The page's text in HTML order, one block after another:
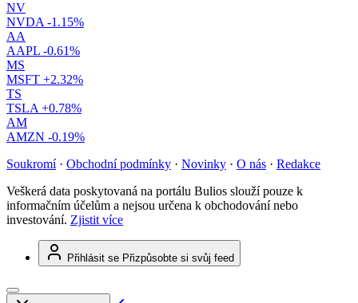
NV
NVDA -1.15%
AA
AAPL -0.61%
MS
MSFT +2.32%
TS
TSLA +0.78%
AM
AMZN -0.19%
Soukromí · Obchodní podmínky · Novinky · O nás · Redakce
Veškerá data poskytovaná na portálu Bulios slouží pouze k
informačním účelům a nejsou určena k obchodování nebo
investování. Zjistit více
Přihlásit se Přizpůsobte si svůj feed